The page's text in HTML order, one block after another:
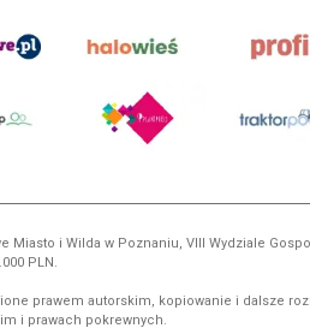
i Wilda w Poznaniu, VIII Wydziale
PLN.
prawem autorskim, kopiowanie i dalsze
i prawach pokrewnych.